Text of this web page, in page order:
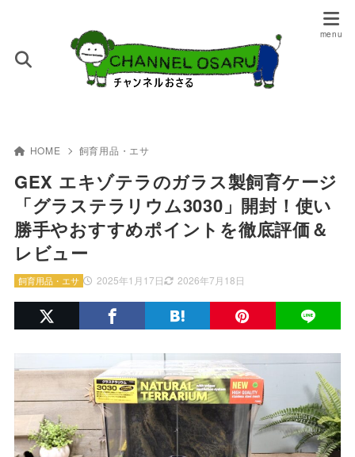
HOME 飼育用品・エサ
GEX エキゾテラのガラス製飼育ケージ
「グラステラリウム3030」開封！使い
勝手やおすすめポイントを徹底評価＆
レビュー
2025年1月17日 2026年7月18日
飼育用品・エサ